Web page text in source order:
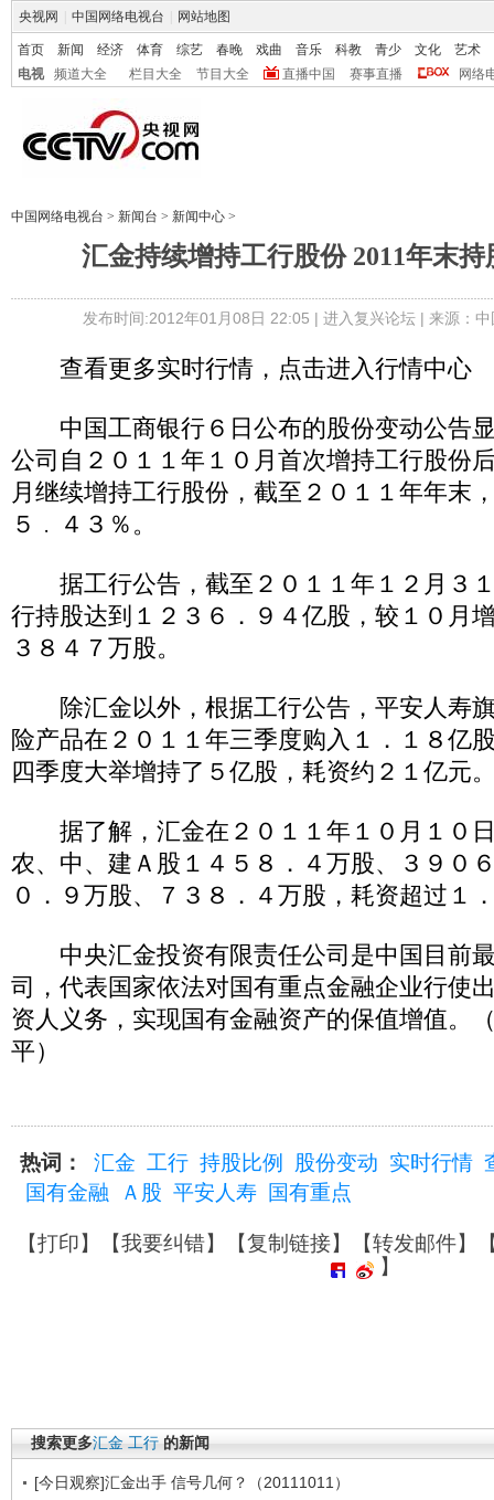
央视网 中国网络电视台 网站地图
首页 新闻 经济 体育 综艺 春晚 戏曲 音乐 科教 青少 文化
艺术
电视
频道大全 栏目大全 节目大全 直播中国 赛事直播 网络
中国网络电视台 > 新闻台 > 新闻中心 >
汇金持续增持工行股份 2011年末
发布时间:2012年01月08日 22:05 | 进入复兴论坛| 来源：
查看更多实时行情，点击进入行情中心
中国工商银行６日公布的股份变动公告
公司自２０１１年１０月首次增持工行股份
月继续增持工行股份，截至２０１１年年末
５﹒４３％。
据工行公告，截至２０１１年１２月３
行持股达到１２３６．９４亿股，较１０月
３８４７万股。
除汇金以外，根据工行公告，平安人寿
险产品在２０１１年三季度购入１．１８亿
四季度大举增持了５亿股，耗资约２１亿元
据了解，汇金在２０１１年１０月１０
农、中、建Ａ股１４５８．４万股、３９０
０．９万股、７３８．４万股，耗资超过１
中央汇金投资有限责任公司是中国目前
司，代表国家依法对国有重点金融企业行使
资人义务，实现国有金融资产的保值增值。
平）
热词： 汇金 工行 持股比例 股份变动 实时行情
国有金融
Ａ股 平安人寿 国有重点
【打印】【我要纠错】【复制链接】【转发邮件】
】
搜索更多汇金 工行 的新闻
[今日观察]汇金出手 信号几何？（20111011）